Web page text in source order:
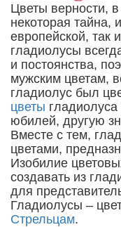
Цветы верности, в
некоторая тайна,
европейской, так
гладиолусы
и постоянства,
мужским цветам,
гладиолус был
цветы
юбилей, другую
Вместе с тем,
цветами,
Изобилие
создавать из
для
Гладиолусы –
Стрельцам.